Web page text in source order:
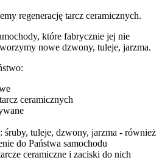
regenerację tarcz ceramicznych.
które fabrycznie jej nie
nowe dzwony, tuleje, jarzma.
ceramicznych
śruby, tuleje, dzwony, jarzma - również
do Państwa samochodu
ceramiczne i zaciski do nich